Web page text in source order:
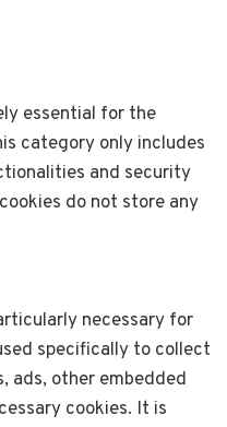
essential for the
category only includes
and security
do not store any
necessary for
specifically to collect
ads, other embedded
cookies. It is